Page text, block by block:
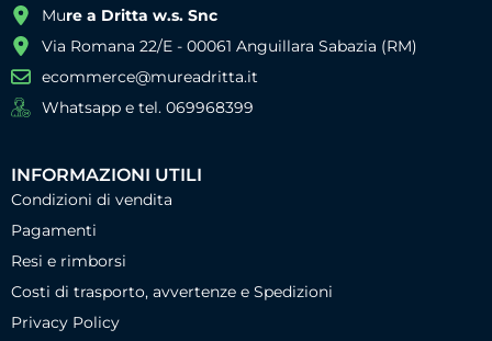
Mure a Dritta w.s. Snc
Via Romana 22/E - 00061 Anguillara Sabazia (RM)
ecommerce@mureadritta.it
Whatsapp e tel. 069968399
INFORMAZIONI UTILI
Condizioni di vendita
Pagamenti
Resi e rimborsi
Costi di trasporto, avvertenze e Spedizioni
Privacy Policy